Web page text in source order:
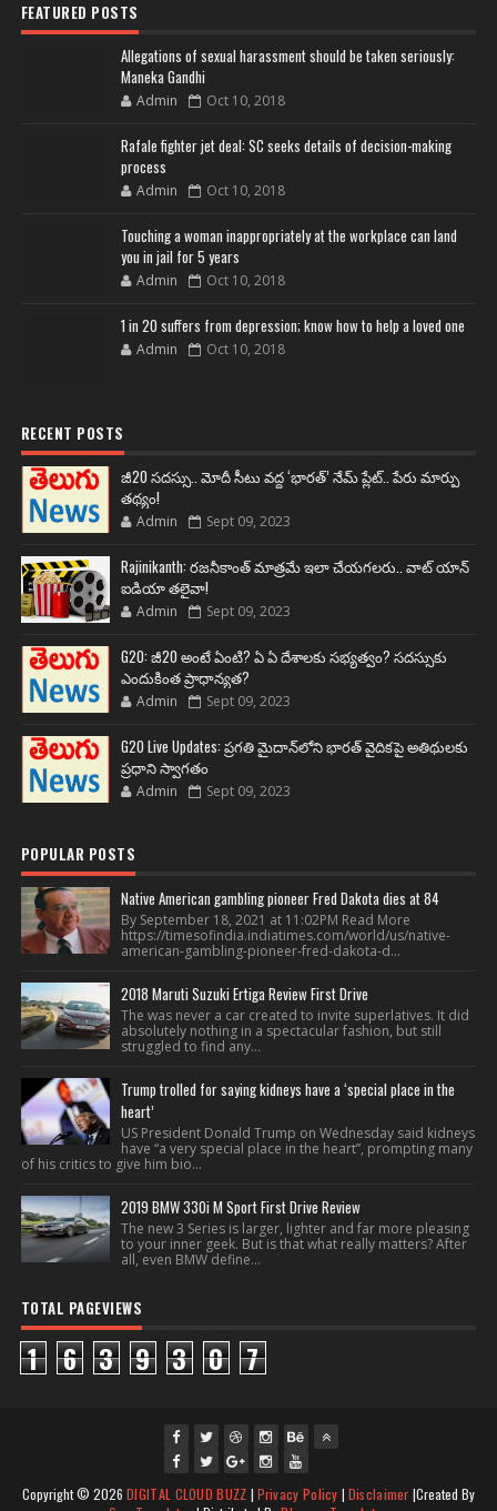
FEATURED POSTS
Allegations of sexual harassment should be taken seriously:
Maneka Gandhi
Admin Oct 10, 2018
Rafale fighter jet deal: SC seeks details of decision-making
process
Admin Oct 10, 2018
Touching a woman inappropriately at the workplace can land
you in jail for 5 years
Admin Oct 10, 2018
1 in 20 suffers from depression; know how to help a loved one
Admin Oct 10, 2018
RECENT POSTS
జీ20 సదస్సు.. మోదీ సీటు వద్ద ‘భారత్’ నేమ్ ప్లేట్‌.. పేరు మార్పు
తథ్యం!
Admin Sept 09, 2023
Rajinikanth: రజనీకాంత్ మాత్రమే ఇలా చేయగలరు.. వాట్ యాన్
ఐడియా తలైవా!
Admin Sept 09, 2023
G20: జీ20 అంటే ఏంటి? ఏ ఏ దేశాలకు సభ్యత్వం? సదస్సుకు
ఎందుకింత ప్రాధాన్యత?
Admin Sept 09, 2023
G20 Live Updates: ప్రగతి మైదాన్‌లోని భారత్ వైదికపై అతిథులకు
ప్రధాని స్వాగతం
Admin Sept 09, 2023
POPULAR POSTS
Native American gambling pioneer Fred Dakota dies at 84
By September 18, 2021 at 11:02PM Read More
https://timesofindia.indiatimes.com/world/us/native-
american-gambling-pioneer-fred-dakota-d...
2018 Maruti Suzuki Ertiga Review First Drive
The was never a car created to invite superlatives. It did
absolutely nothing in a spectacular fashion, but still
struggled to find any...
Trump trolled for saying kidneys have a ‘special place in the
heart’
US President Donald Trump on Wednesday said kidneys
have “a very special place in the heart”, prompting many
of his critics to give him bio...
2019 BMW 330i M Sport First Drive Review
The new 3 Series is larger, lighter and far more pleasing
to your inner geek. But is that what really matters? After
all, even BMW define...
TOTAL PAGEVIEWS
1 6 3 9 3 0 7
fac twi
gpl ins
you
Copyright ©2026DIGITAL CLOUD BUZZ | Privacy Policy | Disclaimer |Created By